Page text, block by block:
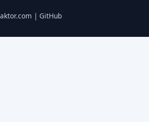
| GitHub